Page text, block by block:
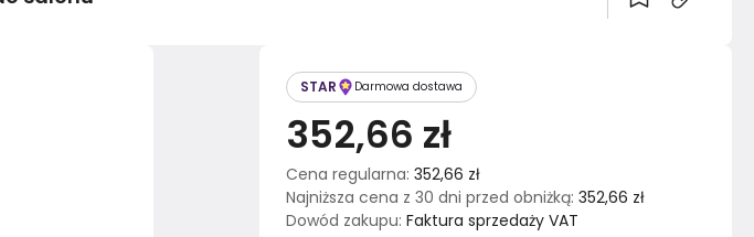
STAR Darmowa dostawa
352,66 zł
Cena regularna: 352,66 zł
Najniższa cena z 30 dni przed obniżką: 352,66 zł
Dowód zakupu: Faktura sprzedaży VAT